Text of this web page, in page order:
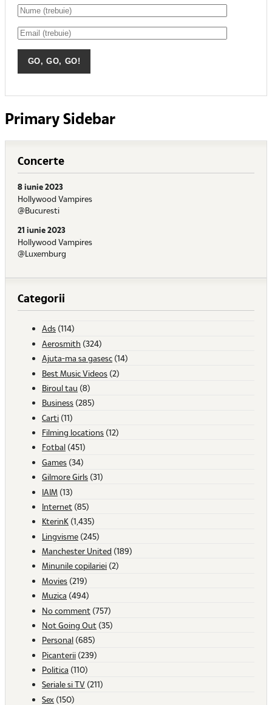
Primary Sidebar
Concerte
8 iunie 2023
Hollywood Vampires
@Bucuresti
21 iunie 2023
Hollywood Vampires
@Luxemburg
Categorii
Ads (114)
Aerosmith (324)
Ajuta-ma sa gasesc (14)
Best Music Videos (2)
Biroul tau (8)
Business (285)
Carti (11)
Filming locations (12)
Fotbal (451)
Games (34)
Gilmore Girls (31)
IAIM (13)
Internet (85)
KterinK (1,435)
Lingvisme (245)
Manchester United (189)
Minunile copilariei (2)
Movies (219)
Muzica (494)
No comment (757)
Not Going Out (35)
Personal (685)
Picanterii (239)
Politica (110)
Seriale si TV (211)
Sex (150)